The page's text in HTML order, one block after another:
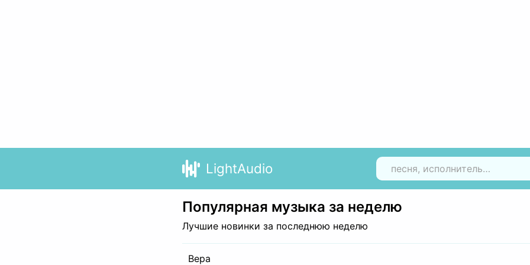
LightAudio
Популярная музыка за неделю
Лучшие новинки за последнюю неделю
Вера